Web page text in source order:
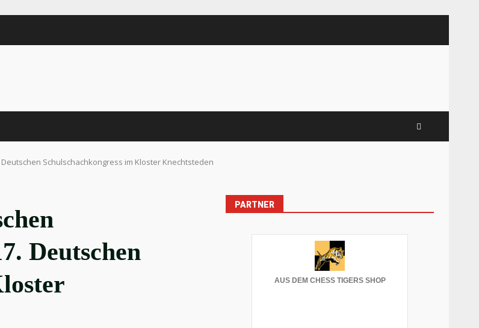
Schulschachkongress im Kloster Knechtsteden
Deutschen
PARTNER
AUS DEM CHESS TIGERS SHOP